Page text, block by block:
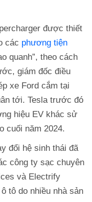
được thiết
các phương tiện
quanh”, theo cách
giám đốc điều
xe Ford cắm tại
tới. Tesla trước đó
hiệu EV khác sử
cuối năm 2024.
đổi hệ sinh thái đã
công ty sạc chuyên
và Electrify
tô do nhiều nhà sản